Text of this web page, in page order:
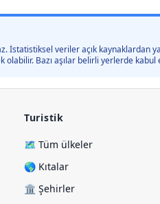
İstatistiksel veriler açık kaynaklardan
olabilir. Bazı aşılar belirli yerlerde
Turistik
🗺️ Tüm ülkeler
🌎 Kıtalar
🏛️ Şehirler